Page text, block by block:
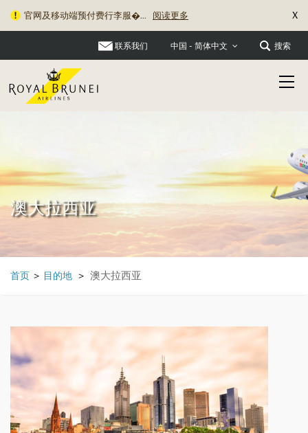
官网及移动端预付费行李服�...
阅读更多
X
联系我们 中国 - 简体中文 搜索
澳大拉西亚
首页 > 目的地 > 澳大拉西亚